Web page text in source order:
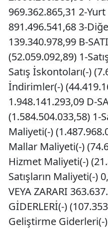
969.362.865,31 2-Yurt
891.496.541,68 3-
139.340.978,99 B-
(52.059.092,89) 1-
Satış İskontoları(-)
İndirimler(-)
1.948.141.293,09 D-
(1.584.504.033,58) 1-
Maliyeti(-)
Mallar Maliyeti(-)
Hizmet Maliyeti(-)
Satışların Maliyeti(-)
VEYA ZARARI
GİDERLERİ(-)
Geliştirme Giderleri(-